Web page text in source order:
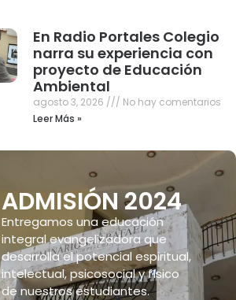
En Radio Portales Colegio
narra su experiencia con
proyecto de Educación
Ambiental
agosto 3, 2026
No hay comentarios
Leer Más »
ADMISIÓN 2024
Entregamos una educación
integral evangelizadora que
desarrolla el potencial espiritual,
intelectual, psicosocial y físico
de nuestros estudiantes.